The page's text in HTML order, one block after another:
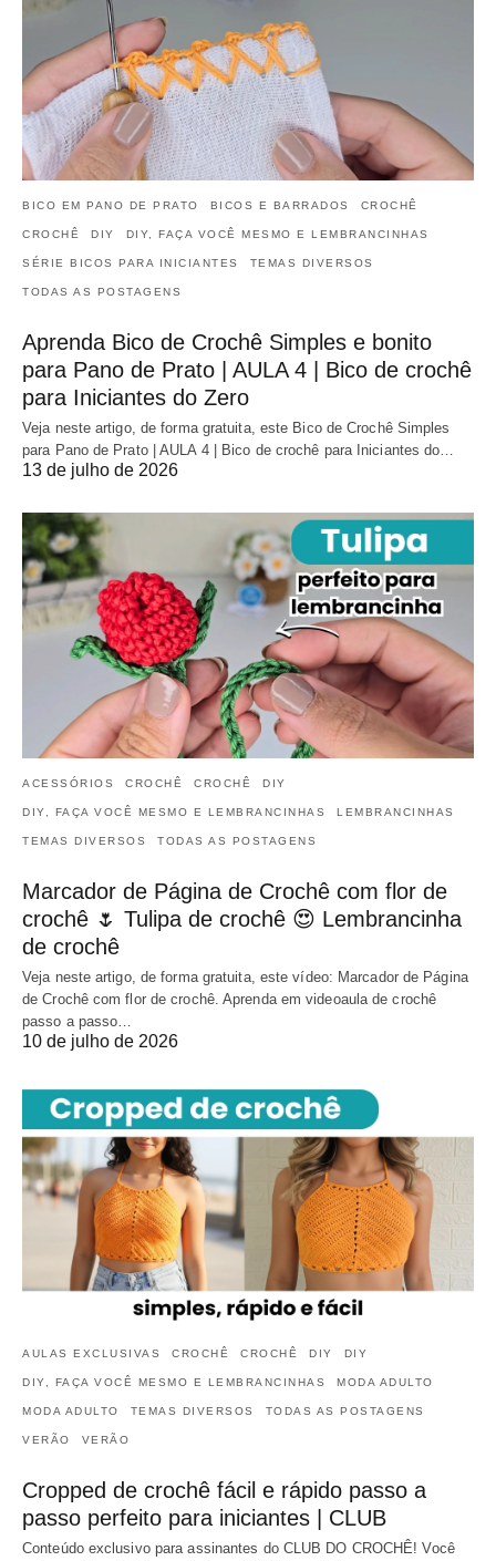
BICO EM PANO DE PRATO BICOS E BARRADOS CROCHÊ
CROCHÊ DIY DIY, FAÇA VOCÊ MESMO E LEMBRANCINHAS
SÉRIE BICOS PARA INICIANTES TEMAS DIVERSOS
TODAS AS POSTAGENS
Aprenda Bico de Crochê Simples e bonito
para Pano de Prato | AULA 4 | Bico de crochê
para Iniciantes do Zero
Veja neste artigo, de forma gratuita, este Bico de Crochê Simples
para Pano de Prato | AULA 4 | Bico de crochê para Iniciantes do…
13 de julho de 2026
ACESSÓRIOS CROCHÊ CROCHÊ DIY
DIY, FAÇA VOCÊ MESMO E LEMBRANCINHAS LEMBRANCINHAS
TEMAS DIVERSOS TODAS AS POSTAGENS
Marcador de Página de Crochê com flor de
crochê 🌷 Tulipa de crochê 😍 Lembrancinha
de crochê
Veja neste artigo, de forma gratuita, este vídeo: Marcador de Página
de Crochê com flor de crochê. Aprenda em videoaula de crochê
passo a passo…
10 de julho de 2026
AULAS EXCLUSIVAS CROCHÊ CROCHÊ DIY DIY
DIY, FAÇA VOCÊ MESMO E LEMBRANCINHAS MODA ADULTO
MODA ADULTO TEMAS DIVERSOS TODAS AS POSTAGENS
VERÃO VERÃO
Cropped de crochê fácil e rápido passo a
passo perfeito para iniciantes | CLUB
Conteúdo exclusivo para assinantes do CLUB DO CROCHÊ! Você